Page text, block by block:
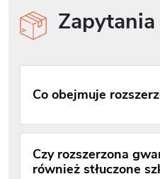
Co obejmuje
Czy rozszerzona
również stłuczone